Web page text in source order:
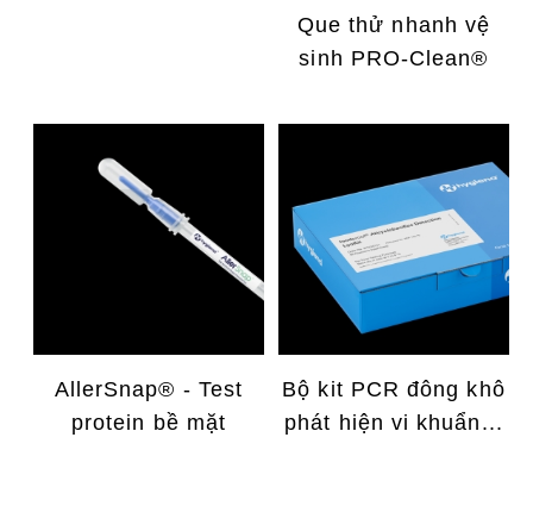
Que thử nhanh vệ
sinh PRO-Clean®
AllerSnap® - Test
protein bề mặt
Bộ kit PCR đông khô
phát hiện vi khuẩn...